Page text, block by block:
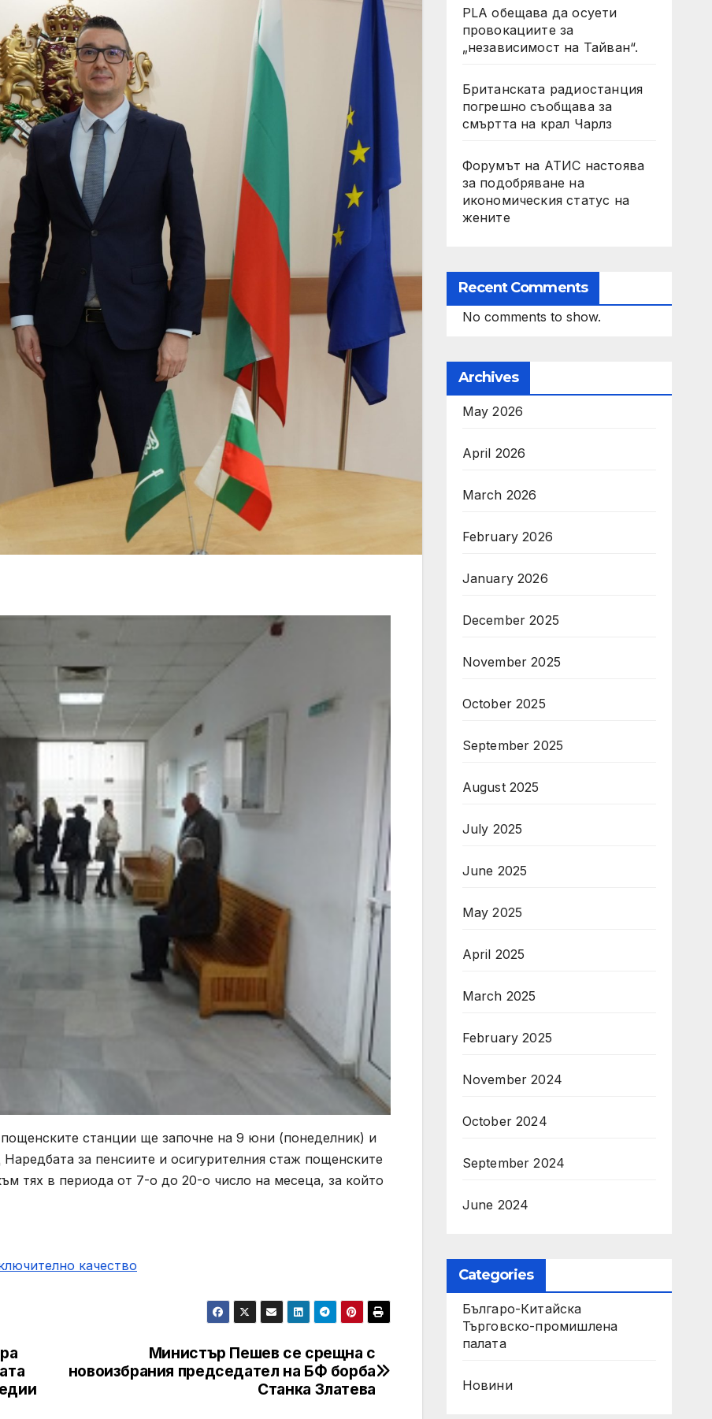
станции ще започне на 9 юни (понеделник) и
за пенсиите и осигурителния стаж пощенските
тях в периода от 7-о до 20-о число на месеца, за който
качество
Министър Пешев се срещна с
новоизбрания председател на БФ борба
Станка Златева
PLA обещава да осуети
провокациите за
„независимост на Тайван“.
Британската радиостанция
погрешно съобщава за
смъртта на крал Чарлз
Форумът на АТИС настоява
за подобряване на
икономическия статус на
жените
Recent Comments
No comments to show.
Archives
May 2026
April 2026
March 2026
February 2026
January 2026
December 2025
November 2025
October 2025
September 2025
August 2025
July 2025
June 2025
May 2025
April 2025
March 2025
February 2025
November 2024
October 2024
September 2024
June 2024
Categories
Българо-Китайска
Търговско-промишлена
палaта
Новини